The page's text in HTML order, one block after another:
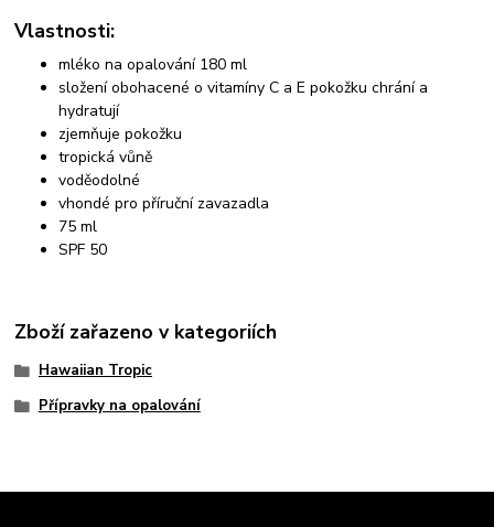
Vlastnosti:
mléko na opalování 180 ml
složení obohacené o vitamíny C a E pokožku chrání a
hydratují
zjemňuje pokožku
tropická vůně
voděodolné
vhondé pro příruční zavazadla
75 ml
SPF 50
Zboží zařazeno v kategoriích
Hawaiian Tropic
Přípravky na opalování